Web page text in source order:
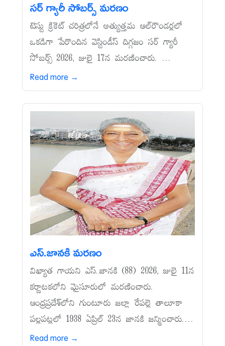
సర్‌ గ్యారీ సోబర్స్‌ మరణం
టెస్టు క్రికెట్‌ చరిత్రలోనే అత్యుత్తమ ఆల్‌రౌండర్లలో
ఒకడిగా పేరొందిన వెస్టిండీస్‌ దిగ్గజం సర్‌ గ్యారీ
సోబర్స్‌ 2026, జులై 17న మరణించారు. ...
Read more →
ఎస్‌.జానకి మరణం
విఖ్యాత గాయని ఎస్‌.జానకి (88) 2026, జులై 11న
కర్ణాటకలోని మైసూరులో మరణించారు.
ఆంధ్రప్రదేశ్‌లోని గుంటూరు జల్లా రేపల్లె తాలూకా
పల్లపట్లలో 1938 ఏప్రిల్‌ 23న జానకి జన్మించారు....
Read more →